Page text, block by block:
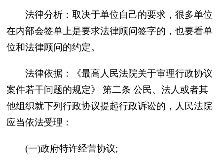
法律分析：取决于单位自己的要求，很多单位
在内部会签单上是要求法律顾问签字的，也要看单
位和法律顾问的约定。
法律依据：《最高人民法院关于审理行政协议
案件若干问题的规定》 第二条 公民、法人或者其
他组织就下列行政协议提起行政诉讼的，人民法院
应当依法受理：
(一)政府特许经营协议;